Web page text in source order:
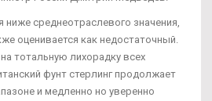
среднеотраслевого значения,
оценивается как недостаточный.
тотальную лихорадку всех
фунт стерлинг продолжает
и медленно но уверенно